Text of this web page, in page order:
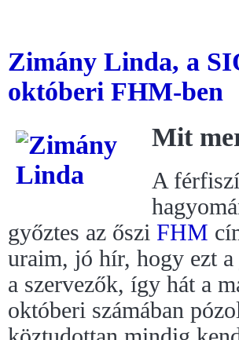
Zimány Linda, a
októberi FHM-ben
Mit
A
győztes az őszi FHM
uraim, jó hír, hogy ezt
a szervezők, így hát a
októberi számában